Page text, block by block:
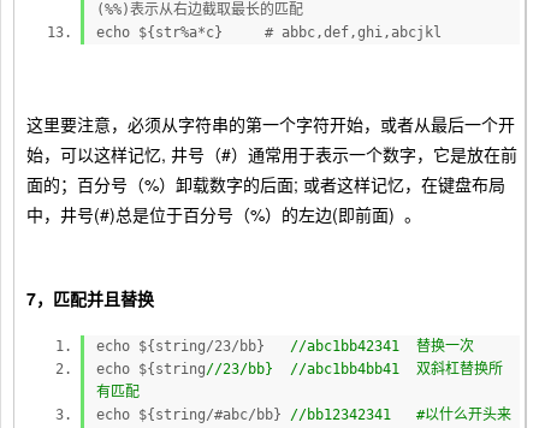
(%%)表示从右边截取最长的匹配
echo ${str%a*c} # abbc,def,ghi,abcjkl
这里要注意，必须从字符串的第一个字符开始，或者从最后一个开
始，可以这样记忆, 井号（#）通常用于表示一个数字，它是放在前
面的；百分号（%）卸载数字的后面; 或者这样记忆，在键盘布局
中，井号(#)总是位于百分号（%）的左边(即前面) 。
7，匹配并且替换
echo ${string/23/bb} //abc1bb42341 替换一次
echo ${string//23/bb} //abc1bb4bb41 双斜杠替换所
有匹配
echo ${string/#abc/bb} //bb12342341 #以什么开头来